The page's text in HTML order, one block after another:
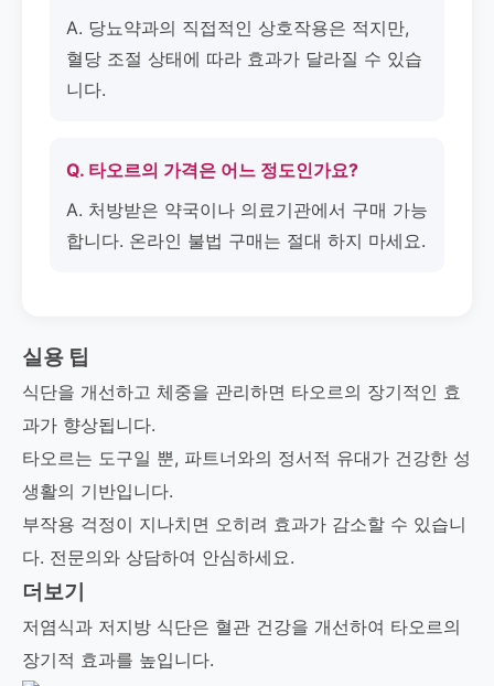
A. 당뇨약과의 직접적인 상호작용은 적지만,
혈당 조절 상태에 따라 효과가 달라질 수 있습
니다.
Q. 타오르의 가격은 어느 정도인가요?
A. 처방받은 약국이나 의료기관에서 구매 가능
합니다. 온라인 불법 구매는 절대 하지 마세요.
실용 팁
식단을 개선하고 체중을 관리하면 타오르의 장기적인 효
과가 향상됩니다.
타오르는 도구일 뿐, 파트너와의 정서적 유대가 건강한 성
생활의 기반입니다.
부작용 걱정이 지나치면 오히려 효과가 감소할 수 있습니
다. 전문의와 상담하여 안심하세요.
더보기
저염식과 저지방 식단은 혈관 건강을 개선하여 타오르의
장기적 효과를 높입니다.